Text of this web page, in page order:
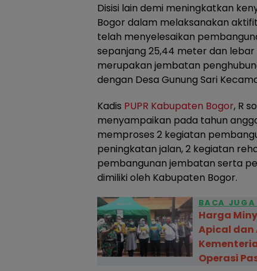
Disisi lain demi meningkatkan
Bogor dalam melaksanakan
telah menyelesaikan
sepanjang 25,44 meter dan
merupakan jembatan
dengan Desa Gunung Sari
Kadis PUPR Kabupaten Bogor, R
menyampaikan pada tahun
memproses 2 kegiatan
peningkatan jalan, 2 kegiatan
pembangunan jembatan serta
dimiliki oleh Kabupaten Bogor.
BACA JUGA
Harga
Apical dan
Operasi